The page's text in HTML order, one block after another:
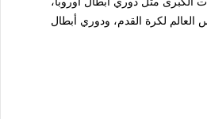
العالم لكرة القدم، ودوري أبطال